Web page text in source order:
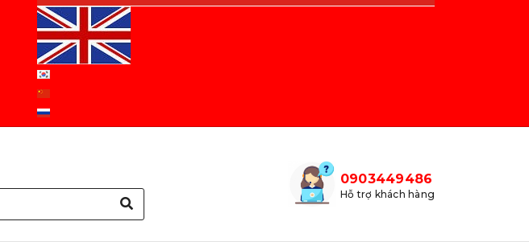
0903449486
Hỗ trợ khách hàng